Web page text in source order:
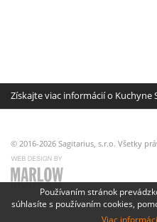
Získajte viac informácií o Kuchyne
© 2016-2026 Sagitarius, s.r.o. Všetky
Používaním stránok
súhlasíte s používaním cookies,